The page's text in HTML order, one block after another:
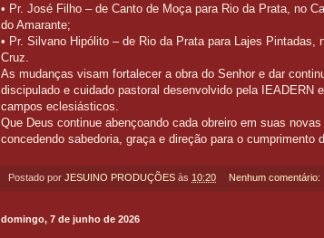
• Pr. José Filho – de Canto de Moça para Rio da Prata, no
do Amarante;
• Pr. Silvano Hipólito – de Rio da Prata para Lajes Pintadas,
Cruz.
As mudanças visam fortalecer a obra do Senhor e dar
discipulado e cuidado pastoral desenvolvido pela IEADERN
campos eclesiásticos.
Que Deus continue abençoando cada obreiro em suas
concedendo sabedoria, graça e direção para o cumprimento
Postado por JESUINO PRODUÇÕES às 10:20 Nenhum comentário:
domingo, 7 de junho de 2026